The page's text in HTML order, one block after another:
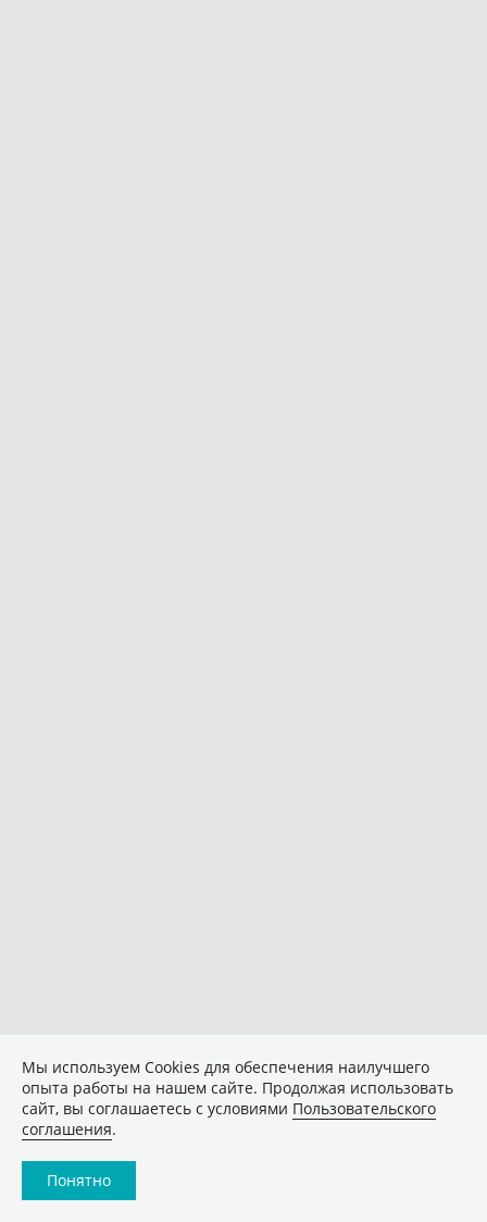
Мы используем Сookies для обеспечения наилучшего
опыта работы на нашем сайте. Продолжая использовать
сайт, вы соглашаетесь с условиями Пользовательского
соглашения.
Понятно